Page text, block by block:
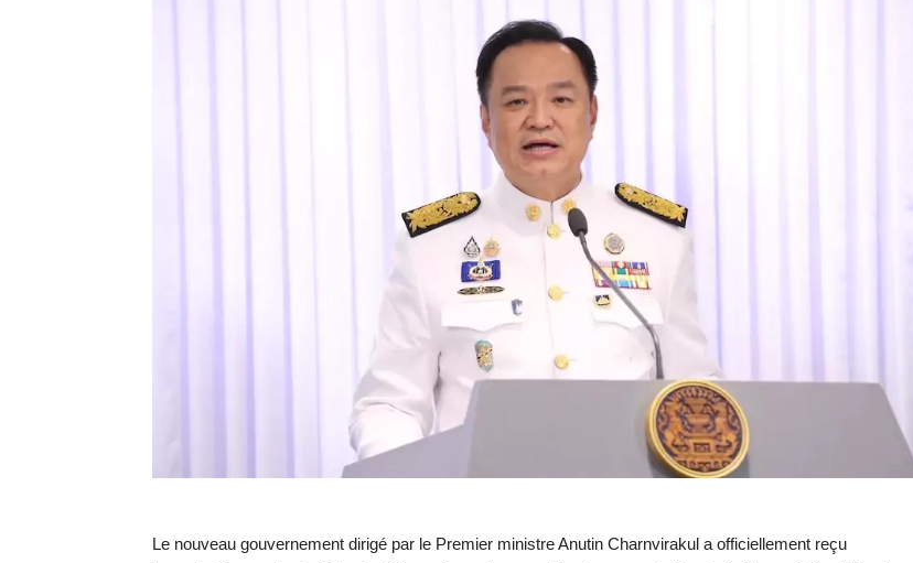
Le nouveau gouvernement dirigé par le Premier ministre Anutin Charnvirakul a officiellement reçu